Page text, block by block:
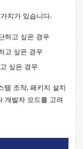
치가 있습니다.
하고 싶은 경우
고 싶은 경우
싶은 경우
템 조작, 패키지 설치
개발자 모드를 고려